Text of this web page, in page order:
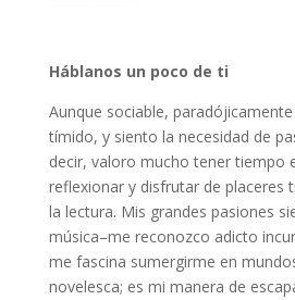
Háblanos un poco de ti
Aunque sociable,
tímido, y siento la necesidad de
decir, valoro mucho tener tiempo
reflexionar y disfrutar de placeres
la lectura. Mis grandes pasiones
música–me reconozco adicto
me fascina sumergirme en
novelesca; es mi manera de